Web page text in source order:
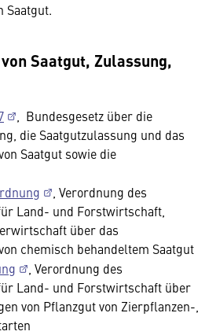
Saatgut.
Saatgut, Zulassung,
, Bundesgesetz über die
die Saatgutzulassung und das
Saatgut sowie die
, Verordnung des
Land- und Forstwirtschaft,
über das
chemisch behandeltem Saatgut
, Verordnung des
Land- und Forstwirtschaft über
von Pflanzgut von Zierpflanzen-,